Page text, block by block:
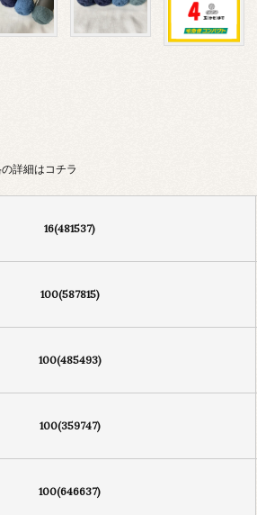
詳細はコチラ
16(481537)
100(587815)
100(485493)
100(359747)
100(646637)